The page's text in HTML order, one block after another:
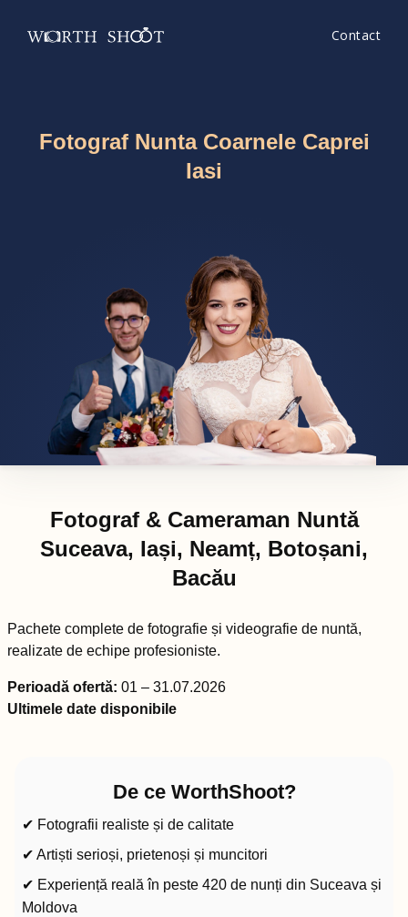
Contact
Fotograf Nunta Coarnele Caprei
Iasi
Fotograf & Cameraman Nuntă
Suceava, Iași, Neamț, Botoșani,
Bacău
Pachete complete de fotografie și videografie de nuntă,
realizate de echipe profesioniste.
Perioadă ofertă: 01 – 31.07.2026
Ultimele date disponibile
De ce WorthShoot?
✔ Fotografii realiste și de calitate
✔ Artiști serioși, prietenoși și muncitori
✔ Experiență reală în peste 420 de nunți din Suceava și
Moldova